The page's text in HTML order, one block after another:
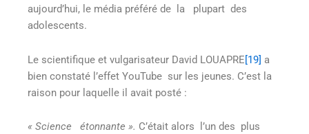
aujourd’hui, le média préféré de la plupart des
adolescents.
Le scientifique et vulgarisateur David LOUAPRE[19] a
bien constaté l’effet YouTube sur les jeunes. C’est la
raison pour laquelle il avait posté :
« Science étonnante ». C’était alors l’un des plus